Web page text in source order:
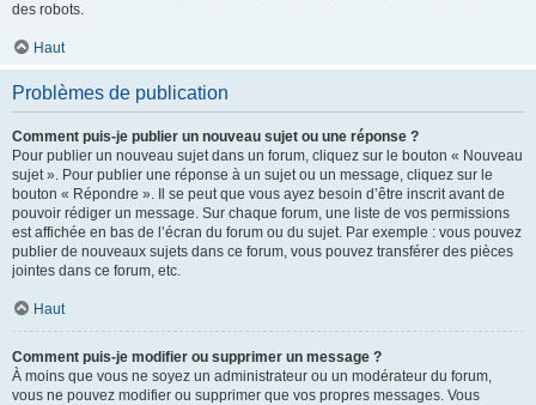
des robots.
Haut
Problèmes de publication
Comment puis-je publier un nouveau sujet ou une réponse ?
Pour publier un nouveau sujet dans un forum, cliquez sur le bouton « Nouveau
sujet ». Pour publier une réponse à un sujet ou un message, cliquez sur le
bouton « Répondre ». Il se peut que vous ayez besoin d’être inscrit avant de
pouvoir rédiger un message. Sur chaque forum, une liste de vos permissions
est affichée en bas de l’écran du forum ou du sujet. Par exemple : vous pouvez
publier de nouveaux sujets dans ce forum, vous pouvez transférer des pièces
jointes dans ce forum, etc.
Haut
Comment puis-je modifier ou supprimer un message ?
À moins que vous ne soyez un administrateur ou un modérateur du forum,
vous ne pouvez modifier ou supprimer que vos propres messages. Vous